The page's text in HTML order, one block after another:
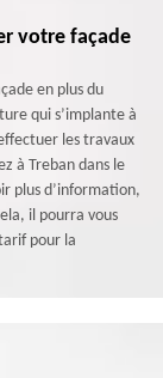
votre façade
en plus du
qui s’implante à
les travaux
à Treban dans le
plus d’information,
il pourra vous
pour la